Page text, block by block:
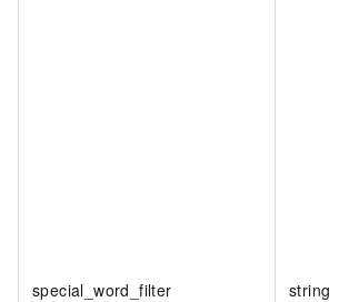
special_word_filter string